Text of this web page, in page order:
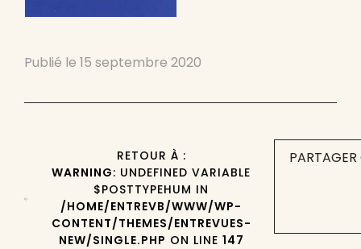
Publié le 15 septembre 2020
RETOUR À :
WARNING: UNDEFINED VARIABLE
$POSTTYPEHUM IN
/HOME/ENTREVB/WWW/WP-
CONTENT/THEMES/ENTREVUES-
NEW/SINGLE.PHP ON LINE 147